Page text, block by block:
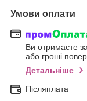
Умови оплати
Ви отримаєте
або гроші
Детальніше
Післяплата